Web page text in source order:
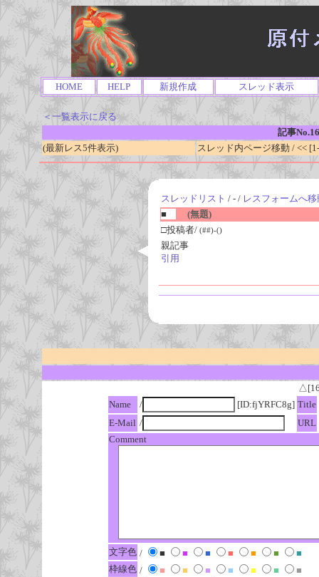
HOME HELP 新規作成 スレッド表示
＜一覧表示に戻る
記事
(最新レス5件表示)
スレッド内ページ移動 / <<
スレッドリスト / - / レスフォームへ移
■
(無題)
□投稿者/ (##)-()
親記事
引用
Name
/ [ID:fjYRFC8g] Title
E-Mail /
URL
Comment
文字色 / ■ ■ ■ ■ ■ ■
■
枠線色 / ■ ■ ■ ■ ■ ■
■